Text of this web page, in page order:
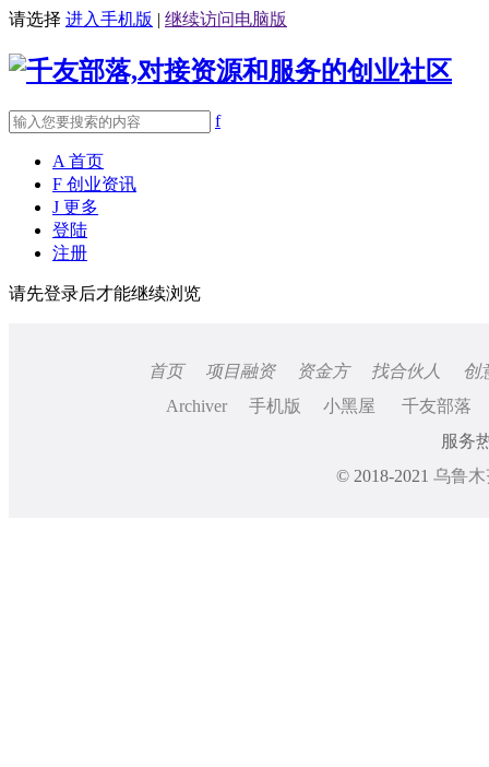
请选择 进入手机版 | 继续访问电脑版
f
A 首页
F 创业资讯
J 更多
登陆
注册
请先登录后才能继续浏览
首页 项目融资 资金方 找合伙人
创
Archiver
手机版 小黑屋
千友部落
服务
© 2018-2021 乌鲁